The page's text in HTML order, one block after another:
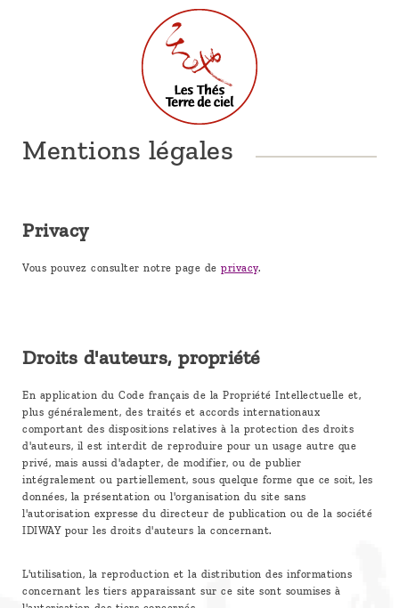
Mentions légales
Privacy
Vous pouvez consulter notre page de privacy.
Droits d'auteurs, propriété
En application du Code français de la Propriété Intellectuelle et,
plus généralement, des traités et accords internationaux
comportant des dispositions relatives à la protection des droits
d'auteurs, il est interdit de reproduire pour un usage autre que
privé, mais aussi d'adapter, de modifier, ou de publier
intégralement ou partiellement, sous quelque forme que ce soit, les
données, la présentation ou l'organisation du site sans
l'autorisation expresse du directeur de publication ou de la société
IDIWAY pour les droits d'auteurs la concernant.
L'utilisation, la reproduction et la distribution des informations
concernant les tiers apparaissant sur ce site sont soumises à